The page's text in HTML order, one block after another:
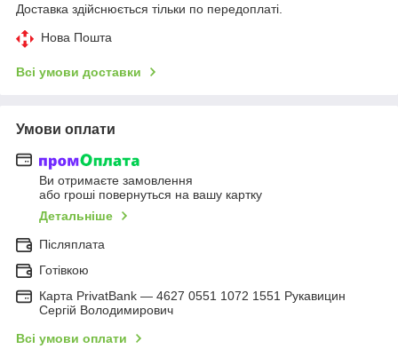
Доставка здійснюється тільки по передоплаті.
Нова Пошта
Всі умови доставки
Умови оплати
Ви отримаєте замовлення
або гроші повернуться на вашу картку
Детальніше
Післяплата
Готівкою
Карта PrivatBank — 4627 0551 1072 1551 Рукавицин
Сергій Володимирович
Всі умови оплати